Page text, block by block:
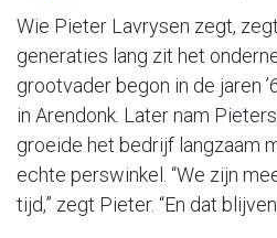
Wie Pieter Lavrysen zegt,
generaties lang zit het
grootvader begon in de jaren
in Arendonk. Later nam
groeide het bedrijf langzaam
echte perswinkel. “We zijn
tijd,” zegt Pieter. “En dat